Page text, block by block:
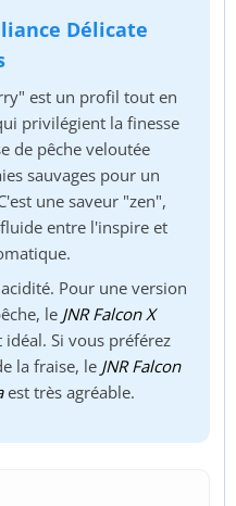
Délicate
est un profil tout en
privilégient la finesse
de pêche veloutée
sauvages pour un
une saveur "zen",
entre l'inspire et
Pour une version
le JNR Falcon X
Si vous préférez
la fraise, le JNR Falcon
est très agréable.